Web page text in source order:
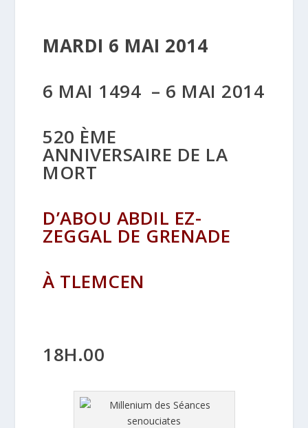
MARDI 6 MAI 2014
6 MAI 1494 – 6 MAI 2014
520 ÈME
ANNIVERSAIRE DE LA
MORT
D’ABOU ABDIL EZ-
ZEGGAL DE GRENADE
À TLEMCEN
18H.00